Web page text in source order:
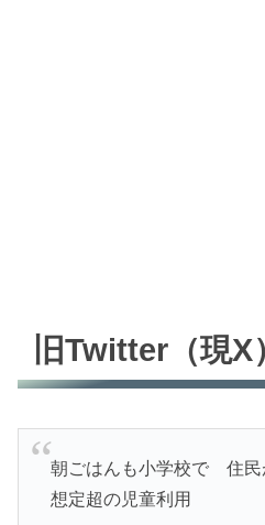
旧Twitter（現
朝ごはんも小学校で 住
想定超の児童利用